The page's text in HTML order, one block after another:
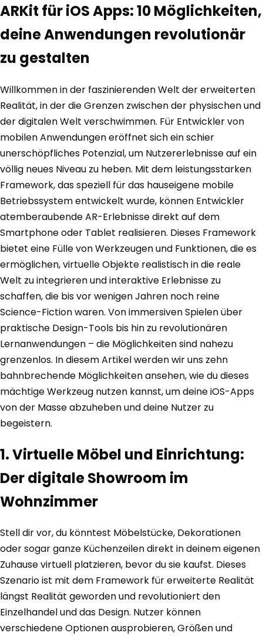
ARKit für iOS Apps: 10 Möglichkeiten,
deine Anwendungen revolutionär
zu gestalten
Willkommen in der faszinierenden Welt der erweiterten
Realität, in der die Grenzen zwischen der physischen und
der digitalen Welt verschwimmen. Für Entwickler von
mobilen Anwendungen eröffnet sich ein schier
unerschöpfliches Potenzial, um Nutzererlebnisse auf ein
völlig neues Niveau zu heben. Mit dem leistungsstarken
Framework, das speziell für das hauseigene mobile
Betriebssystem entwickelt wurde, können Entwickler
atemberaubende AR-Erlebnisse direkt auf dem
Smartphone oder Tablet realisieren. Dieses Framework
bietet eine Fülle von Werkzeugen und Funktionen, die es
ermöglichen, virtuelle Objekte realistisch in die reale
Welt zu integrieren und interaktive Erlebnisse zu
schaffen, die bis vor wenigen Jahren noch reine
Science-Fiction waren. Von immersiven Spielen über
praktische Design-Tools bis hin zu revolutionären
Lernanwendungen – die Möglichkeiten sind nahezu
grenzenlos. In diesem Artikel werden wir uns zehn
bahnbrechende Möglichkeiten ansehen, wie du dieses
mächtige Werkzeug nutzen kannst, um deine iOS-Apps
von der Masse abzuheben und deine Nutzer zu
begeistern.
1. Virtuelle Möbel und Einrichtung:
Der digitale Showroom im
Wohnzimmer
Stell dir vor, du könntest Möbelstücke, Dekorationen
oder sogar ganze Küchenzeilen direkt in deinem eigenen
Zuhause virtuell platzieren, bevor du sie kaufst. Dieses
Szenario ist mit dem Framework für erweiterte Realität
längst Realität geworden und revolutioniert den
Einzelhandel und das Design. Nutzer können
verschiedene Optionen ausprobieren, Größen und